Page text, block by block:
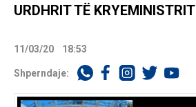
URDHRIT TË KRYEMINISTRIT
11/03/20 18:53
Shperndaje: